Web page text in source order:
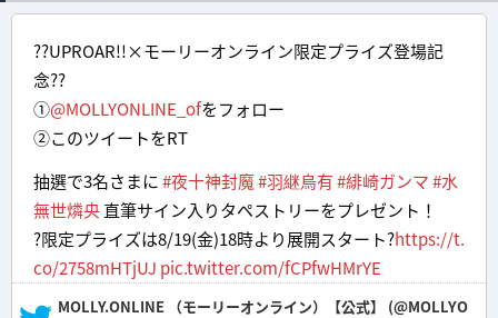
??UPROAR!!×モーリーオンライン限定プライズ登場記
念??
①@MOLLYONLINE_ofをフォロー
②このツイートをRT
抽選で3名さまに#夜十神封魔#羽継烏有#緋崎ガンマ#水
無世燐央直筆サイン入りタペストリーをプレゼント！
?限定プライズは8/19(金)18時より展開スタート?https://t.
co/2758mHTjUJ pic.twitter.com/fCPfwHMrYE
— MOLLY.ONLINE （モーリーオンライン）【公式】 (@MOLLYO